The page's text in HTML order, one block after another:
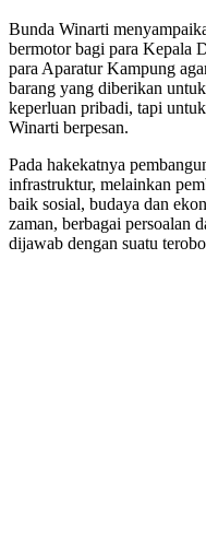
Bunda Winarti
bermotor bagi para Kepala
para Aparatur Kampung
barang yang diberikan
keperluan pribadi, tapi
Winarti berpesan.
Pada hakekatnya
infrastruktur, melainkan
baik sosial, budaya dan
zaman, berbagai persoalan
dijawab dengan suatu